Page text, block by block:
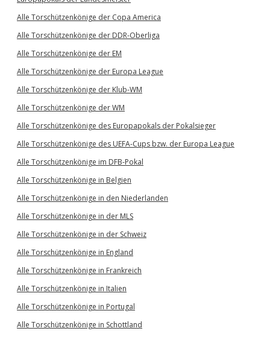
Alle Torschützenkönige der Copa America
Alle Torschützenkönige der DDR-Oberliga
Alle Torschützenkönige der EM
Alle Torschützenkönige der Europa League
Alle Torschützenkönige der Klub-WM
Alle Torschützenkönige der WM
Alle Torschützenkönige des Europapokals der Pokalsieger
Alle Torschützenkönige des UEFA-Cups bzw. der Europa League
Alle Torschützenkönige im DFB-Pokal
Alle Torschützenkönige in Belgien
Alle Torschützenkönige in den Niederlanden
Alle Torschützenkönige in der MLS
Alle Torschützenkönige in der Schweiz
Alle Torschützenkönige in England
Alle Torschützenkönige in Frankreich
Alle Torschützenkönige in Italien
Alle Torschützenkönige in Portugal
Alle Torschützenkönige in Schottland